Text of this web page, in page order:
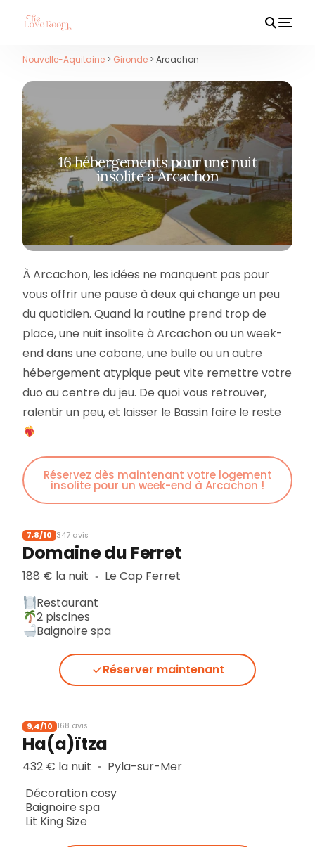
Nouvelle-Aquitaine > Gironde > Arcachon
16 hébergements pour une nuit
insolite à Arcachon
À Arcachon, les idées ne manquent pas pour
vous offrir une pause à deux qui change un peu
du quotidien. Quand la routine prend trop de
place, une nuit insolite à Arcachon ou un week-
end dans une cabane, une bulle ou un autre
hébergement atypique peut vite remettre votre
duo au centre du jeu. De quoi vous retrouver,
ralentir un peu, et laisser le Bassin faire le reste
Réservez dès maintenant votre logement
insolite pour un week-end à Arcachon !
7,8/10 347 avis
Domaine du Ferret
188 € la nuit ▪︎ Le Cap Ferret
Restaurant
2 piscines
Baignoire spa
Réserver maintenant
9,4/10 168 avis
Ha(a)ïtza
432 € la nuit ▪︎ Pyla-sur-Mer
Décoration cosy
Baignoire spa
Lit King Size